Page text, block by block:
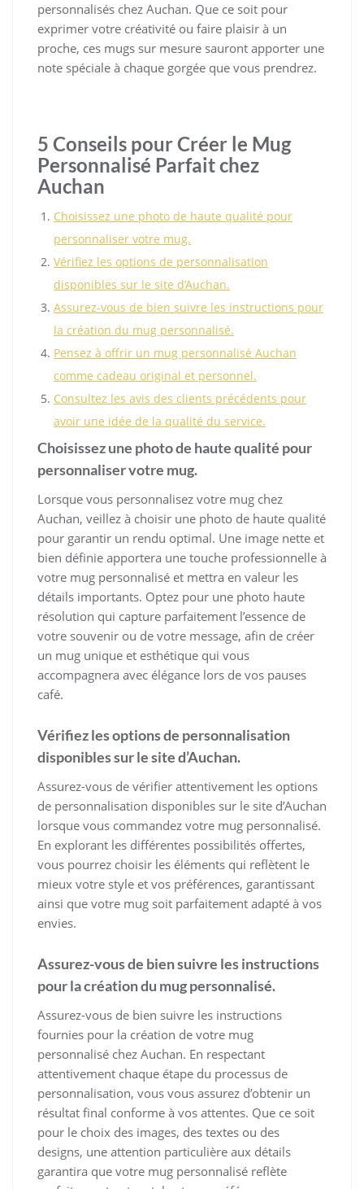
personnalisés chez Auchan. Que ce soit pour
exprimer votre créativité ou faire plaisir à un
proche, ces mugs sur mesure sauront apporter une
note spéciale à chaque gorgée que vous prendrez.
5 Conseils pour Créer le Mug
Personnalisé Parfait chez
Auchan
Choisissez une photo de haute qualité pour
personnaliser votre mug.
Vérifiez les options de personnalisation
disponibles sur le site d’Auchan.
Assurez-vous de bien suivre les instructions pour
la création du mug personnalisé.
Pensez à offrir un mug personnalisé Auchan
comme cadeau original et personnel.
Consultez les avis des clients précédents pour
avoir une idée de la qualité du service.
Choisissez une photo de haute qualité pour
personnaliser votre mug.
Lorsque vous personnalisez votre mug chez
Auchan, veillez à choisir une photo de haute qualité
pour garantir un rendu optimal. Une image nette et
bien définie apportera une touche professionnelle à
votre mug personnalisé et mettra en valeur les
détails importants. Optez pour une photo haute
résolution qui capture parfaitement l’essence de
votre souvenir ou de votre message, afin de créer
un mug unique et esthétique qui vous
accompagnera avec élégance lors de vos pauses
café.
Vérifiez les options de personnalisation
disponibles sur le site d’Auchan.
Assurez-vous de vérifier attentivement les options
de personnalisation disponibles sur le site d’Auchan
lorsque vous commandez votre mug personnalisé.
En explorant les différentes possibilités offertes,
vous pourrez choisir les éléments qui reflètent le
mieux votre style et vos préférences, garantissant
ainsi que votre mug soit parfaitement adapté à vos
envies.
Assurez-vous de bien suivre les instructions
pour la création du mug personnalisé.
Assurez-vous de bien suivre les instructions
fournies pour la création de votre mug
personnalisé chez Auchan. En respectant
attentivement chaque étape du processus de
personnalisation, vous vous assurez d’obtenir un
résultat final conforme à vos attentes. Que ce soit
pour le choix des images, des textes ou des
designs, une attention particulière aux détails
garantira que votre mug personnalisé reflète